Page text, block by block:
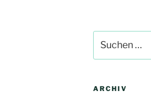
nach:
ARCHIV